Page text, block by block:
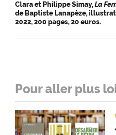
Clara et Philippe Simay,La
de Baptiste Lanapèze,
2022, 200 pages, 20 euros.
Pour aller plus